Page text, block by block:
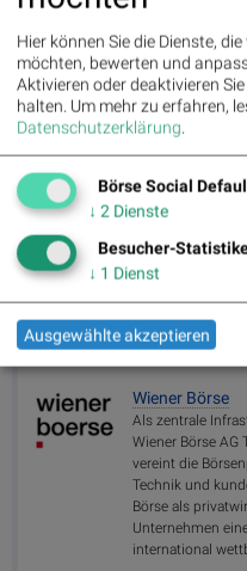
Aktien auf dem Radar:
Immobilien
Adisa
BTV AG,BKS Bank
DO&CO, CPI Europe AG
Bayer,Fresenius Medical Care
Hannover Rück,DAIMLER
Random Partner
Wiener Börse
Als zentrale
Wiener Börse AG
vereint die
Technik und
Börse als
Unternehmen
international
Hier können Sie die Dienste,
möchten, bewerten und
Aktivieren oder deaktivieren
halten. Um mehr zu erfahren,
Datenschutzerklärung.
Börse Social
↓ 2 Dienste
Besucher-
↓ 1 Dienst
Ausgewählte akzeptieren